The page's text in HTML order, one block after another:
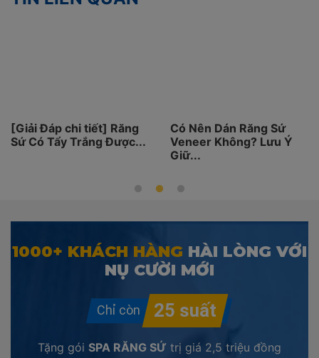
[Giải Đáp chi tiết] Răng
Sứ Có Tẩy Trắng Được...
Có Nên Dán Răng Sứ
Veneer Không? Lưu Ý
Giữ...
1000+ KHÁCH HÀNG HÀI LÒNG VỚI
NỤ CƯỜI MỚI
Tặng gói SPA RĂNG SỨ trị giá 2,5 triệu đồng